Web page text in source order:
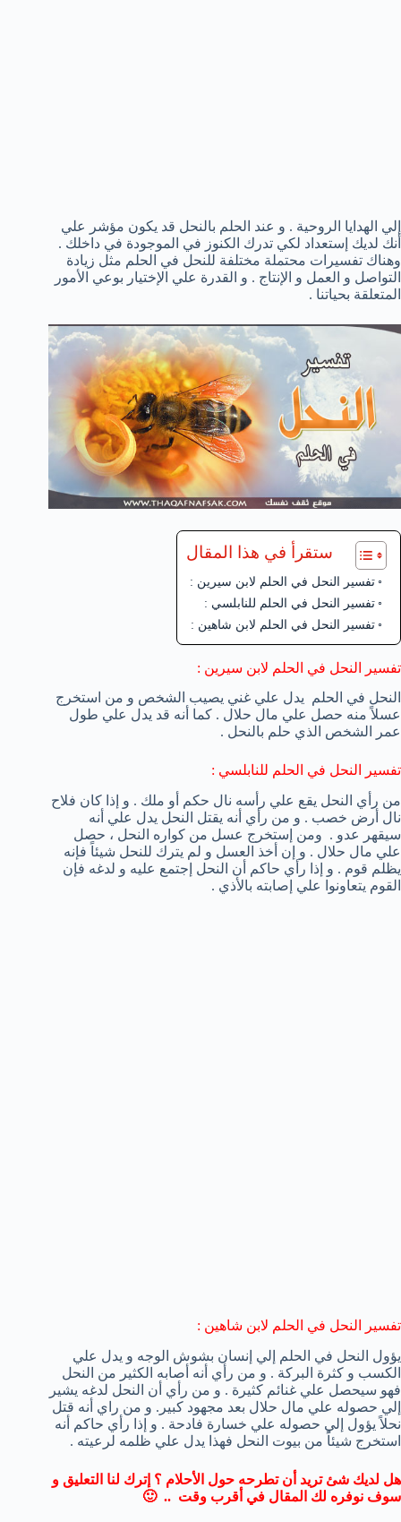
إلي الهدايا الروحية . و عند الحلم بالنحل قد يكون مؤشر علي
أنك لديك إستعداد لكي تدرك الكنوز في الموجودة في داخلك .
وهناك تفسيرات محتملة مختلفة للنحل في الحلم مثل زيادة
التواصل و العمل و الإنتاج . و القدرة علي الإختيار بوعي الأمور
المتعلقة بحياتنا .
ستقرأ في هذا المقال
تفسير النحل في الحلم لابن سيرين :
تفسير النحل في الحلم للنابلسي :
تفسير النحل في الحلم لابن شاهين :
تفسير النحل في الحلم لابن سيرين :
النحل في الحلم يدل علي غني يصيب الشخص و من استخرج
عسلاً منه حصل علي مال حلال . كما أنه قد يدل علي طول
عمر الشخص الذي حلم بالنحل .
تفسير النحل في الحلم للنابلسي :
من رأي النحل يقع علي رأسه نال حكم أو ملك . و إذا كان فلاح
نال أرض خصب . و من رأي أنه يقتل النحل يدل علي أنه
سيقهر عدو . ومن إستخرج عسل من كواره النحل ، حصل
علي مال حلال . و إن أخذ العسل و لم يترك للنحل شيئاً فإنه
يظلم قوم . و إذا رأي حاكم أن النحل إجتمع عليه و لدغه فإن
القوم يتعاونوا علي إصابته بالأذي .
تفسير النحل في الحلم لابن شاهين :
يؤول النحل في الحلم إلي إنسان بشوش الوجه و يدل علي
الكسب و كثرة البركة . و من رأي أنه أصابه الكثير من النحل
فهو سيحصل علي غنائم كثيرة . و من رأي أن النحل لدغه يشير
إلي حصوله علي مال حلال بعد مجهود كبير. و من راي أنه قتل
نحلاً يؤول إلي حصوله علي خسارة فادحة . و إذا رأي حاكم أنه
استخرج شيئاً من بيوت النحل فهذا يدل علي ظلمه لرعيته .
هل لديك شئ تريد أن تطرحه حول الأحلام ؟ إترك لنا التعليق و
سوف نوفره لك المقال في أقرب وقت .. 🙂